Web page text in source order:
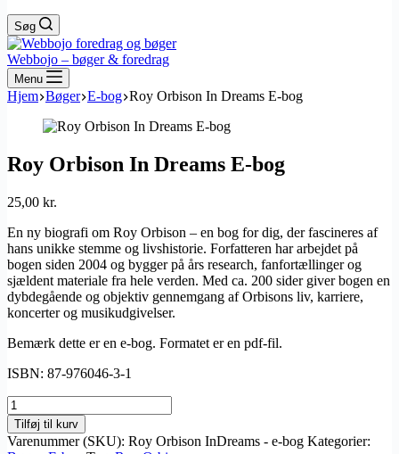
Søg
Webbojo – bøger & foredrag
Menu
Hjem Bøger E-bog Roy Orbison In Dreams E-bog
Roy Orbison In Dreams E-bog
25,00 kr.
En ny biografi om Roy Orbison – en bog for dig, der fascineres af
hans unikke stemme og livshistorie. Forfatteren har arbejdet på
bogen siden 2004 og bygger på års research, fanfortællinger og
sjældent materiale fra hele verden. Med ca. 200 sider giver bogen en
dybdegående og objektiv gennemgang af Orbisons liv, karriere,
koncerter og musikudgivelser.
Bemærk dette er en e-bog. Formatet er en pdf-fil.
ISBN: 87-976046-3-1
Roy
Orbison
In
Dreams
Tilføj til kurv
Varenummer (SKU): Roy Orbison InDreams - e-bog Kategorier: